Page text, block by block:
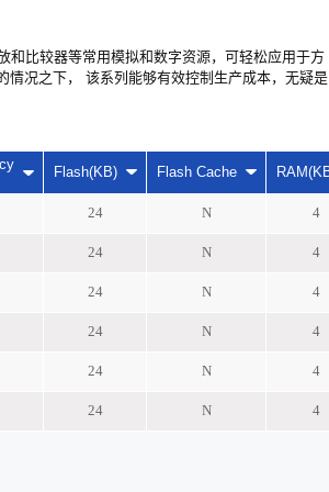
和比较器等常用模拟和数字资源，可轻松应用于方
情况之下， 该系列能够有效控制生产成本，无疑是